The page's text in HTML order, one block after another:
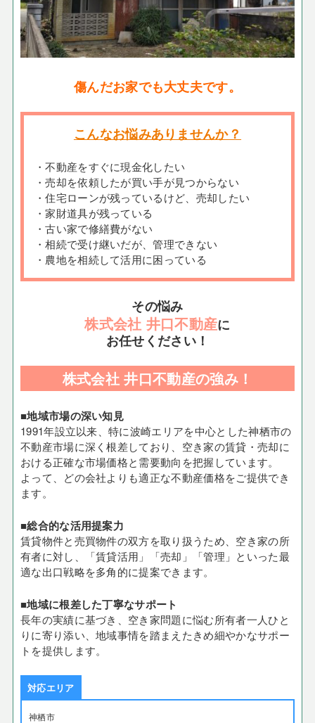
傷んだお家でも大丈夫です。
こんなお悩みありませんか？
・不動産をすぐに現金化したい
・売却を依頼したが買い手が見つからない
・住宅ローンが残っているけど、売却したい
・家財道具が残っている
・古い家で修繕費がない
・相続で受け継いだが、管理できない
・農地を相続して活用に困っている
その悩み
株式会社 井口不動産に
お任せください！
株式会社 井口不動産の強み！
■地域市場の深い知見
1991年設立以来、特に波崎エリアを中心とした神栖市の
不動産市場に深く根差しており、空き家の賃貸・売却に
おける正確な市場価格と需要動向を把握しています。
よって、どの会社よりも適正な不動産価格をご提供でき
ます。
■総合的な活用提案力
賃貸物件と売買物件の双方を取り扱うため、空き家の所
有者に対し、「賃貸活用」「売却」「管理」といった最
適な出口戦略を多角的に提案できます。
■地域に根差した丁寧なサポート
長年の実績に基づき、空き家問題に悩む所有者一人ひと
りに寄り添い、地域事情を踏まえたきめ細やかなサポー
トを提供します。
対応エリア
神栖市